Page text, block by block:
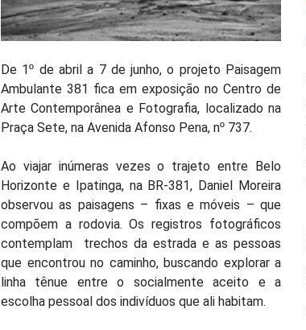
De 1º de abril a 7 de junho, o projeto Paisagem
Ambulante 381 fica em exposição no Centro de
Arte Contemporânea e Fotografia, localizado na
Praça Sete, na Avenida Afonso Pena, nº 737.
Ao viajar inúmeras vezes o trajeto entre Belo
Horizonte e Ipatinga, na BR-381, Daniel Moreira
observou as paisagens – fixas e móveis – que
compõem a rodovia. Os registros fotográficos
contemplam trechos da estrada e as pessoas
que encontrou no caminho, buscando explorar a
linha tênue entre o socialmente aceito e a
escolha pessoal dos indivíduos que ali habitam.